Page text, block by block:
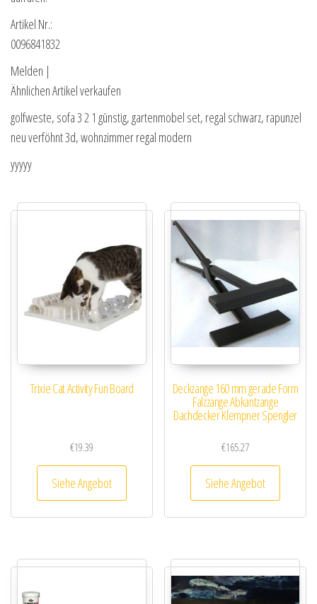
Artikel Nr.:
0096841832
Melden |
Ähnlichen Artikel verkaufen
golfweste, sofa 3 2 1 günstig, gartenmobel set, regal schwarz, rapunzel
neu verföhnt 3d, wohnzimmer regal modern
yyyyy
Trixie Cat Activity Fun Board
€19.39
Siehe Angebot
Deckzange 160 mm gerade Form
Falzzange Abkantzange
Dachdecker Klempner Spengler
€165.27
Siehe Angebot